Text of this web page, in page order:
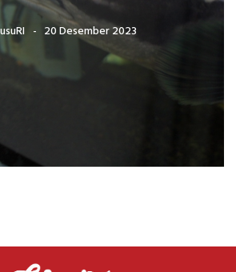
20 Desember 2023